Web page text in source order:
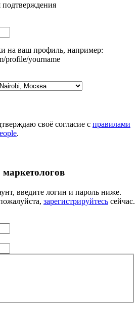
подтверждения
на ваш профиль, например:
profile/yourname
своё согласие с правилами
.
введите логин и пароль ниже.
зарегистрируйтесь сейчас.